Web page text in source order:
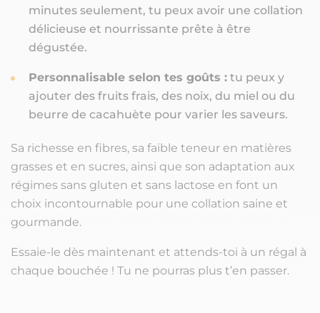
minutes seulement, tu peux avoir une collation
délicieuse et nourrissante prête à être
dégustée.
Personnalisable selon tes goûts : tu peux y
ajouter des fruits frais, des noix, du miel ou du
beurre de cacahuète pour varier les saveurs.
Sa richesse en fibres, sa faible teneur en matières
grasses et en sucres, ainsi que son adaptation aux
régimes sans gluten et sans lactose en font un
choix incontournable pour une collation saine et
gourmande.
Essaie-le dès maintenant et attends-toi à un régal à
chaque bouchée ! Tu ne pourras plus t’en passer.